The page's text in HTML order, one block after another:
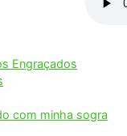
Engraçados
com minha sogra